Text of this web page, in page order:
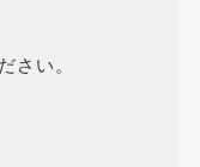
さい。